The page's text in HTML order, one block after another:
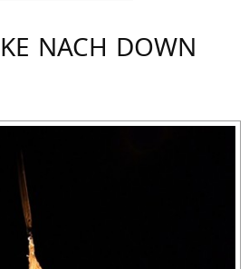
NACH DOWN